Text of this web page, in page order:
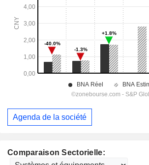
Comparaison Sectorielle:
Agenda de la société